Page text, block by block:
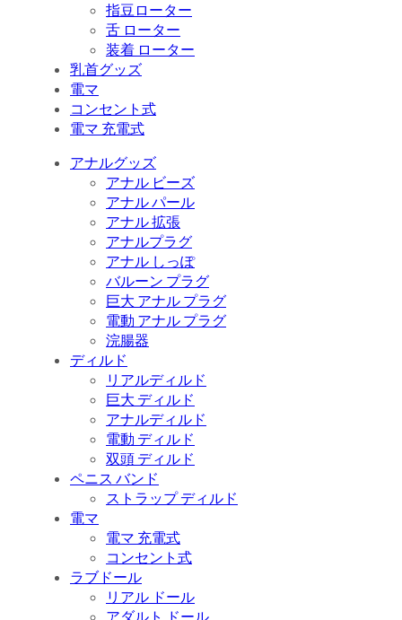
指豆ローター
舌 ローター
装着 ローター
乳首グッズ
電マ
コンセント式
電マ 充電式
アナルグッズ
アナル ビーズ
アナル パール
アナル 拡張
アナルプラグ
アナル しっぽ
バルーン プラグ
巨大 アナル プラグ
電動 アナル プラグ
浣腸器
ディルド
リアルディルド
巨大 ディルド
アナルディルド
電動 ディルド
双頭 ディルド
ペニス バンド
ストラップ ディルド
電マ
電マ 充電式
コンセント式
ラブドール
リアル ドール
アダルト ドール